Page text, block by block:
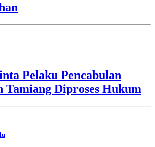
Pelaku Pencabulan
Tamiang Diproses Hukum